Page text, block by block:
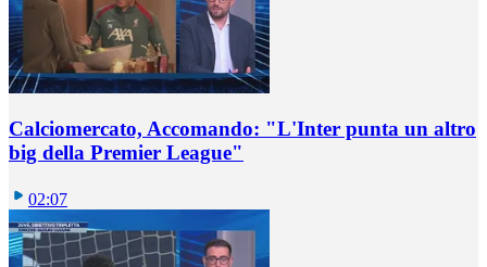
Calciomercato, Accomando: "L'Inter punta un altro
big della Premier League"
02:07